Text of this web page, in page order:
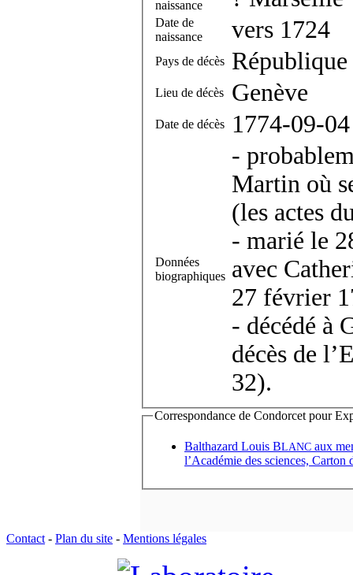
naissance
Date de
naissance
vers 1724
Pays de décès République
Lieu de décès Genève
Date de décès 1774-09-04
Données
biographiques
-
Martin où
(les actes
- marié le
avec
27 février
- décédé à
décès de
32).
Correspondance de Condorcet pour
Balthazard Louis BLANC
l’Académie des sciences, Carton
Contact- Plan du site - Mentions légales